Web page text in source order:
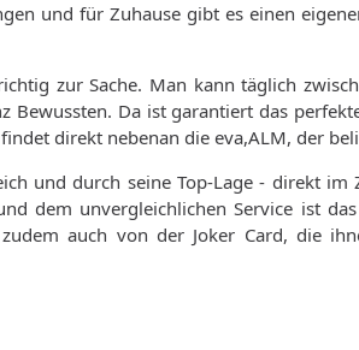
und für Zuhause gibt es einen
zur Sache. Man kann täglich
Bewussten. Da ist garantiert das
direkt nebenan die eva,ALM, der
und durch seine Top-Lage - direkt
dem unvergleichlichen Service ist
auch von der Joker Card, die